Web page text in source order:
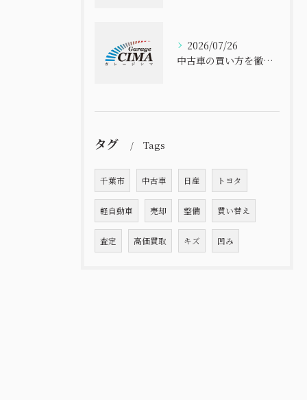
2026/07/26
中古車の買い方を徹底解説 初心者でも失敗しない選び方と安心購入ガイド
タグ Tags
千葉市 中古車 日産 トヨタ
軽自動車 売却 整備 買い替え
査定 高価買取 キズ 凹み